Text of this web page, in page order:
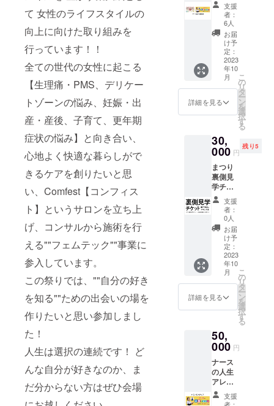
て 女性のライフスタイルの
向上に向けた取り組みを
行っています！！
全ての世代の女性に起こる
【生理痛・PMS、デリケー
トゾーンの悩み、妊娠・出
産・産後、子育て、更年期
症状の悩み】と向き合い、
心地よく快適な暮らしがで
きるケアを創りたいと思
い、Comfest【コンフィス
ト】というサロンを立ち上
げ、コンサルから施術を行
える""フェムテック""事業に
参入しています。
この祭りでは、""自分の好き
を知る""ための出会いの場を
作りたいと思い参加しまし
た！
人生は選択の連続です！ ど
んな自分が好きなのか、ま
だ分からない方はぜひ会場
姜、柑
橘皮、
シナモ
ン、 鶏
血藤、
サラシ
ア、橙
果実、
エキナ
桑の
薬、
麗人
参、霊
芝、金
銭草、
白花蛇
舌草、
リコ
リ、ハ
トム
ギ、ド
クダ
ミ、夕
ヒボ、
サフラ
ワー、
ン末/香
料 内容
味期
限：
2024年
5月 保
存方
法：直
射日
銭草、
白花蛇
舌草、
リコ
リ、ハ
トム
ギ、ド
クダ
ミ、夕
ヒボ、
サフラ
料 内容
量：
味期
限：
2024年
5月 保
存方
法：直
射日
光、高
温多湿
を避け
て保存
してく
販売
者：
TOKYO
東京都
渋谷区
神宮前
6-23-4
加工
者：彩
サー ス
ペシャ
ルサン
クス欄
に記載
しま
す。
（文字
6point
サイ
ズ） 記
載した
を備考
欄に記
載くだ
さい。
※2023
年12月
31日ま
で記載
いたし
ます。
支援
者：
6人
お届
け予
定：
2023
年10
月
詳細を見る
こ
の
リ
タ
ー
ン
を
選
択
す
る
30,
000 円
残り5
まつり
裏側見
学チ
ケット
（一般
企業様
向け）2
枚セッ
ト。 15
分から
30分の
間、会
場を実
行委員
がアテ
ンドさ
ただい
きま
す。 実
行委員
への質
問があ
りまし
たら、
支援
者：
0人
お届
け予
定：
2023
年10
月
詳細を見る
こ
の
リ
タ
ー
ン
を
選
択
す
る
50,
000 円
ナース
の人生
アレン
ジにて
記事作
支援